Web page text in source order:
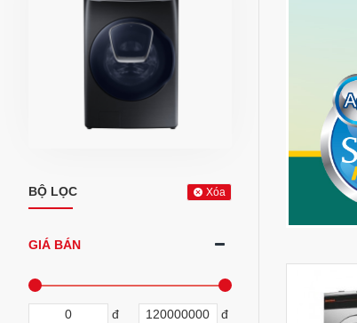
BỘ LỌC Xóa
GIÁ BÁN
đ đ